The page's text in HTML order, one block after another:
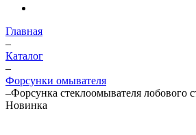
Главная
–
Каталог
–
Форсунки омывателя
–Форсунка стеклоомывателя лобового
Новинка